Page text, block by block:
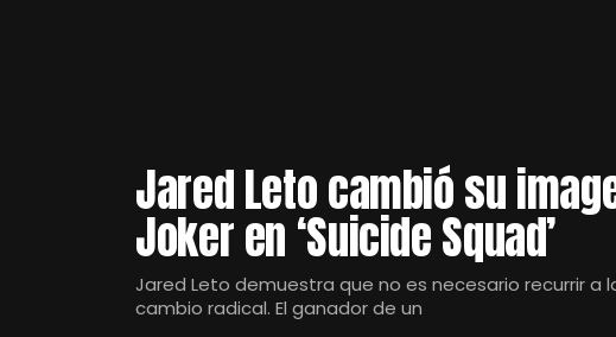
Jared Leto cambió su
Joker en ‘Suicide Squad’
Jared Leto demuestra que no es necesario recurrir a
cambio radical. El ganador de un